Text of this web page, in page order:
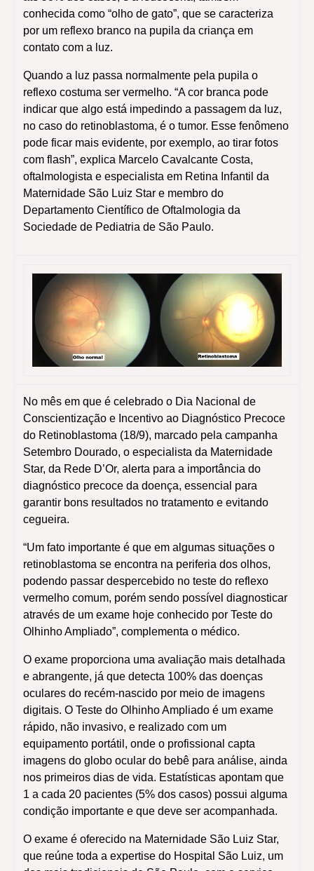
conhecida como “olho de gato”, que se caracteriza
por um reflexo branco na pupila da criança em
contato com a luz.
Quando a luz passa normalmente pela pupila o
reflexo costuma ser vermelho. “A cor branca pode
indicar que algo está impedindo a passagem da luz,
no caso do retinoblastoma, é o tumor. Esse fenômeno
pode ficar mais evidente, por exemplo, ao tirar fotos
com flash”, explica Marcelo Cavalcante Costa,
oftalmologista e especialista em Retina Infantil da
Maternidade São Luiz Star e membro do
Departamento Científico de Oftalmologia da
Sociedade de Pediatria de São Paulo.
No mês em que é celebrado o Dia Nacional de
Conscientização e Incentivo ao Diagnóstico Precoce
do Retinoblastoma (18/9), marcado pela campanha
Setembro Dourado, o especialista da Maternidade
Star, da Rede D’Or, alerta para a importância do
diagnóstico precoce da doença, essencial para
garantir bons resultados no tratamento e evitando
cegueira.
“Um fato importante é que em algumas situações o
retinoblastoma se encontra na periferia dos olhos,
podendo passar despercebido no teste do reflexo
vermelho comum, porém sendo possível diagnosticar
através de um exame hoje conhecido por Teste do
Olhinho Ampliado”, complementa o médico.
O exame proporciona uma avaliação mais detalhada
e abrangente, já que detecta 100% das doenças
oculares do recém-nascido por meio de imagens
digitais. O Teste do Olhinho Ampliado é um exame
rápido, não invasivo, e realizado com um
equipamento portátil, onde o profissional capta
imagens do globo ocular do bebê para análise, ainda
nos primeiros dias de vida. Estatísticas apontam que
1 a cada 20 pacientes (5% dos casos) possui alguma
condição importante e que deve ser acompanhada.
O exame é oferecido na Maternidade São Luiz Star,
que reúne toda a expertise do Hospital São Luiz, um